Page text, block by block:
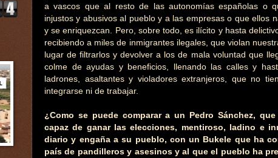
a vascos que al resto de las autonomías españolas o
injustos y abusivos al pueblo y a las empresas o que ellos
y se enriquezcan. Pero, sobre todo, es ilícito y hasta
recibiendo a miles de inmigrantes ilegales, que violan
lugar de filtrarlos y devolver a los de mala voluntad que
colme de ayudas y beneficios, llenando las calles y
ladrones, asaltantes y violadores extranjeros, que no
integrarse ni de trabajar.
¿Como se puede comparar a un Pedro Sánchez,
capaz de ganar las elecciones, mentiroso, ladino e
diario y engaña a su pueblo, con un Bukele que ha
país de pandilleros y asesinos y al que el pueblo ha